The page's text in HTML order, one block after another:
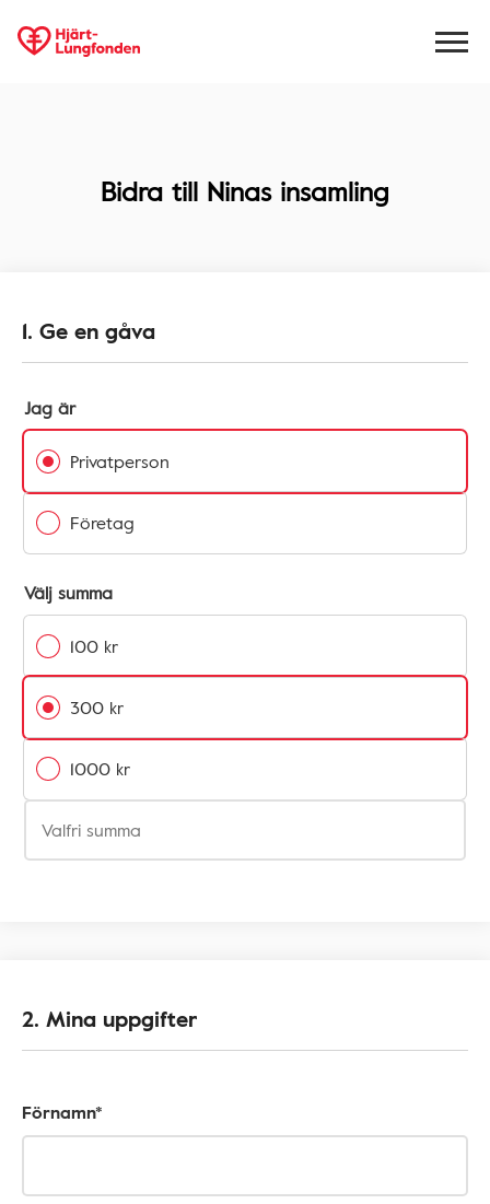
Bidra till Ninas insamling
1. Ge en gåva
Jag är
Privatperson
Företag
Välj summa
100 kr
300 kr
1000 kr
2. Mina uppgifter
Förnamn*